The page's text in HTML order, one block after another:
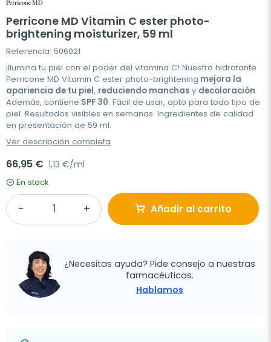
Perricone MD Vitamin C ester photo-
brightening moisturizer, 59 ml
Referencia: 506021
¡Ilumina tu piel con el poder del vitamina C! Nuestro hidratante
Perricone MD Vitamin C ester photo-brightening mejora la
apariencia de tu piel, reduciendo manchas y decoloración.
Además, contiene SPF 30. Fácil de usar, apto para todo tipo de
piel. Resultados visibles en semanas. Ingredientes de calidad
en presentación de 59 ml.
Ver descripción completa
66,95 € 1,13 €/ml
En stock
Añadir al carrito
¿Necesitas ayuda? Pide consejo a nuestras
farmacéuticas.
Hablamos